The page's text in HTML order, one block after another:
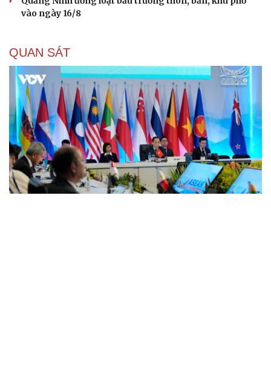
vào ngày 16/8
QUAN SÁT